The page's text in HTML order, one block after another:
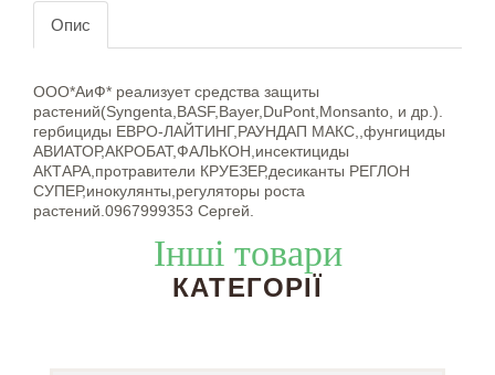
Опис
ООО*АиФ* реализует средства защиты
растений(Syngenta,BASF,Bayer,DuPont,Monsanto, и др.).
гербициды ЕВРО-ЛАЙТИНГ,РАУНДАП МАКС,,фунгициды
АВИАТОР,АКРОБАТ,ФАЛЬКОН,инсектициды
АКТАРА,протравители КРУЕЗЕР,десиканты РЕГЛОН
СУПЕР,инокулянты,регуляторы роста
растений.0967999353 Сергей.
Інші товари
КАТЕГОРІЇ